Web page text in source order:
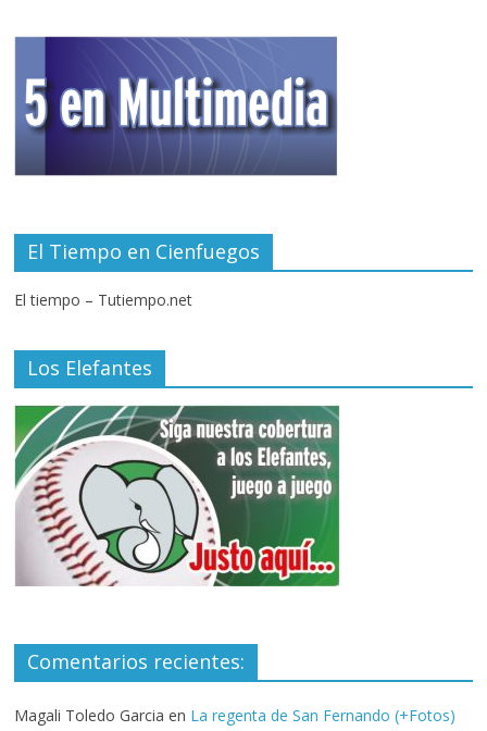
El Tiempo en Cienfuegos
El tiempo – Tutiempo.net
Los Elefantes
Comentarios recientes:
Magali Toledo Garcia en La regenta de San Fernando (+Fotos)